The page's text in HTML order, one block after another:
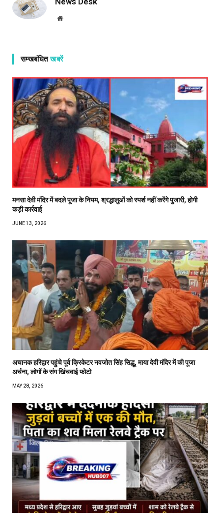
Website
सम्खबंधितखबरें
मनसा देवी मंदिर में बदले पूजा के नियम, श्रद्धालुओं को स्पर्श नहीं करेंगे पुजारी, होगी
कड़ी कार्रवाई
JUNE 13, 2026
अचानक हरिद्वार पहुंचे पूर्व क्रिकेटर नवजोत सिंह सिद्धू, माया देवी मंदिर में की पूजा
अर्चना, लोगों के संग खिंचवाई फोटो
MAY 28, 2026